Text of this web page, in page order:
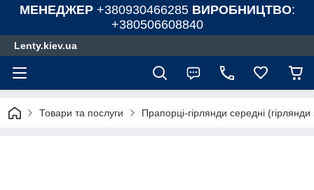
МЕНЕДЖЕР +380930466285 ВИРОБНИЦТВО:
+380506608840
Lenty.kiev.ua
Товари та послуги Прапорці-гірлянди середні